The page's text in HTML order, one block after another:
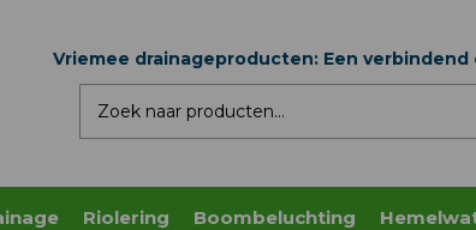
Vriemee drainageproducten: Een
Riolering Boombeluchting